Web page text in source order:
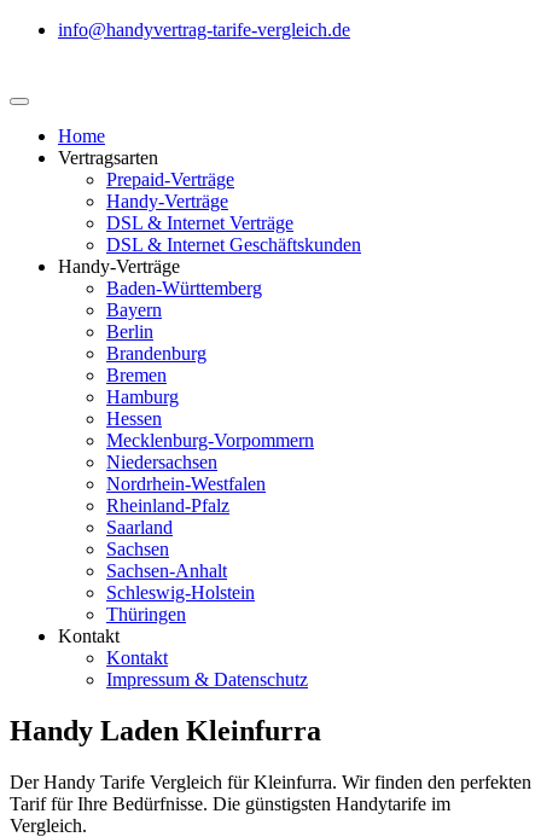
info@handyvertrag-tarife-vergleich.de
Home
Vertragsarten
Prepaid-Verträge
Handy-Verträge
DSL & Internet Verträge
DSL & Internet Geschäftskunden
Handy-Verträge
Baden-Württemberg
Bayern
Berlin
Brandenburg
Bremen
Hamburg
Hessen
Mecklenburg-Vorpommern
Niedersachsen
Nordrhein-Westfalen
Rheinland-Pfalz
Saarland
Sachsen
Sachsen-Anhalt
Schleswig-Holstein
Thüringen
Kontakt
Kontakt
Impressum & Datenschutz
Handy Laden Kleinfurra
Der Handy Tarife Vergleich für Kleinfurra. Wir finden den perfekten
Tarif für Ihre Bedürfnisse. Die günstigsten Handytarife im
Vergleich.